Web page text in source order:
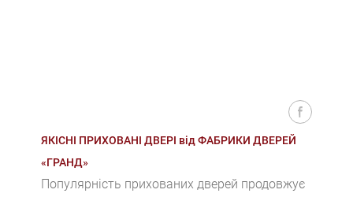
ЯКІСНІ ПРИХОВАНІ ДВЕРІ від ФАБРИКИ ДВЕРЕЙ
«ГРАНД»
Популярність прихованих дверей продовжує